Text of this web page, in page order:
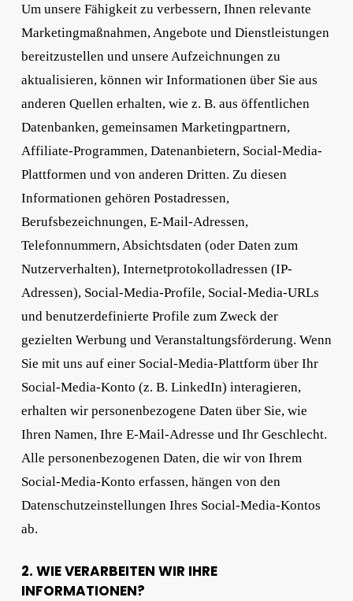
Um unsere Fähigkeit zu verbessern, Ihnen relevante
Marketingmaßnahmen, Angebote und Dienstleistungen
bereitzustellen und unsere Aufzeichnungen zu
aktualisieren, können wir Informationen über Sie aus
anderen Quellen erhalten, wie z. B. aus öffentlichen
Datenbanken, gemeinsamen Marketingpartnern,
Affiliate-Programmen, Datenanbietern, Social-Media-
Plattformen und von anderen Dritten. Zu diesen
Informationen gehören Postadressen,
Berufsbezeichnungen, E-Mail-Adressen,
Telefonnummern, Absichtsdaten (oder Daten zum
Nutzerverhalten), Internetprotokolladressen (IP-
Adressen), Social-Media-Profile, Social-Media-URLs
und benutzerdefinierte Profile zum Zweck der
gezielten Werbung und Veranstaltungsförderung. Wenn
Sie mit uns auf einer Social-Media-Plattform über Ihr
Social-Media-Konto (z. B. LinkedIn) interagieren,
erhalten wir personenbezogene Daten über Sie, wie
Ihren Namen, Ihre E-Mail-Adresse und Ihr Geschlecht.
Alle personenbezogenen Daten, die wir von Ihrem
Social-Media-Konto erfassen, hängen von den
Datenschutzeinstellungen Ihres Social-Media-Kontos
ab.
2. WIE VERARBEITEN WIR IHRE
INFORMATIONEN?